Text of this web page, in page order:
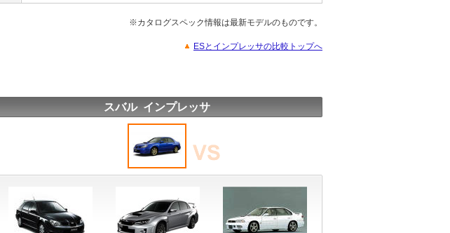
※カタログスペック情報は最新モデルのものです。
ESとインプレッサの比較トップへ
スバル インプレッサ